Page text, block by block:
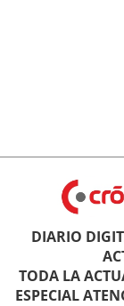
DIARIO
TODA LA
ESPECIAL